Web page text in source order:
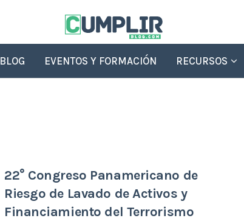
BLOG EVENTOS Y FORMACIÓN RECURSOS
22° Congreso Panamericano de
Riesgo de Lavado de Activos y
Financiamiento del Terrorismo